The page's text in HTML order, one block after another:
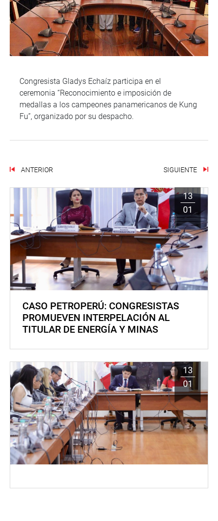
Congresista Gladys Echaíz participa en el
ceremonia “Reconocimiento e imposición de
medallas a los campeones panamericanos de Kung
Fu”, organizado por su despacho.
ANTERIOR SIGUIENTE
13
01
CASO PETROPERÚ: CONGRESISTAS
PROMUEVEN INTERPELACIÓN AL
TITULAR DE ENERGÍA Y MINAS
13
01